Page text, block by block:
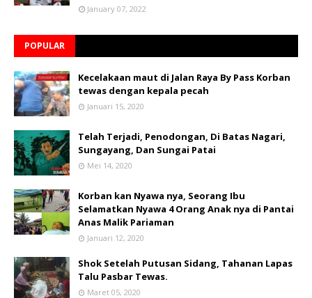
January 07, 2022
POPULAR
Kecelakaan maut di Jalan Raya By Pass Korban
tewas dengan kepala pecah
Januari 15, 2020
Telah Terjadi, Penodongan, Di Batas Nagari,
Sungayang, Dan Sungai Patai
Mei 14, 2020
Korban kan Nyawa nya, Seorang Ibu
Selamatkan Nyawa 4 Orang Anak nya di Pantai
Anas Malik Pariaman
Januari 12, 2020
Shok Setelah Putusan Sidang, Tahanan Lapas
Talu Pasbar Tewas.
Maret 05, 2020